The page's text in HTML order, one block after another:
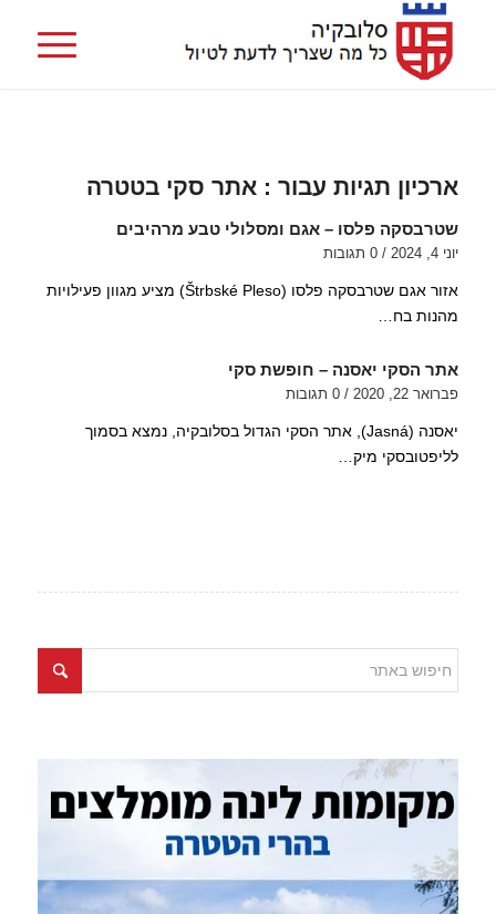
ארכיון תגיות עבור : אתר סקי בטטרה
שטרבסקה פלסו – אגם ומסלולי טבע מרהיבים
יוני 4, 2024 / 0 תגובות
אזור אגם שטרבסקה פלסו (Štrbské Pleso) מציע מגוון פעילויות
מהנות בח…
אתר הסקי יאסנה – חופשת סקי
פברואר 22, 2020 / 0 תגובות
יאסנה (Jasná), אתר הסקי הגדול בסלובקיה, נמצא בסמוך
לליפטובסקי מיק…